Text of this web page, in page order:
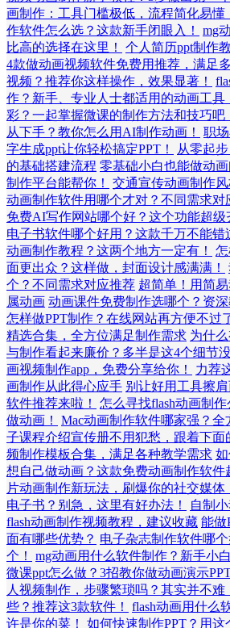
画制作：工具门槛极低，流程简化易懂
作软件怎么选？这款新手闭眼入！
mg
比高的选择在这里！
个人简历ppt制作
4款做动画视频软件免费用推荐，满足
视频？推荐你这样操作，效果显著！
作？新手、专业人士都适用的动画工具
彩？一起掌握微课的制作方法和技巧吧
从下手？教你怎么用AI制作动画！
职
字生成ppt让你轻松搞定PPT！
从零起
的基础搭建流程 零基础小白也能做动
制作平台能帮你！
交通宣传动画制作
动画制作软件用哪个才对？不同需求对
免费AI写作网站哪个好？这个功能超级
电子书软件哪个好用？这款千万不能错
动画制作教程？这两个地方一定有！
面更出众？这样做，封面设计感满满！
个？不同需求对应推荐 超简单！用简
属动画 动画课件免费制作选哪个？资深
怎样做PPT制作？在线网站再方便不过
精选合集，全方位满足制作需求 为什
与制作看起来廉价？多半是这4个细节
画视频制作app，免费分享给你！
力荐
画制作从此得心应手 别让好用工具擦
软件推荐来啦！
怎么寻找flash动画制
做动画！
Mac动画制作软件哪家强？全
子课程介绍宣传册不用犯愁，跟着下面
频制作模板合集，满足各种教学需求
想自己做动画？这款免费动画制作软件
片动画制作新玩法，刷爆你的社交媒体
电子书？别急，这里有好办法！
自制
flash动画制作视频教程，建议收藏 能做
面有哪些优势？ 电子杂志制作软件哪
个！
mg动画用什么软件制作？新手小
微课ppt怎么做？3招教你做动画演示
人视频制作，步骤繁琐吗？其实并不难
些？推荐这3款软件！
flash动画用什么
许是你的菜！
如何快速制作PPT？用